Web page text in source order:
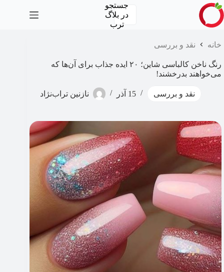
پرش
به
محتوا
جستجو
در بلاگ
ترب
خانه نقد و بررسی
رنگ ناخن کالباسی شاین؛ ۲۰ ایده جذاب برای آن‌ها که
می‌خواهند بدرخشند!
نقد و بررسی 15 آذر نازنین تراب‌نژاد